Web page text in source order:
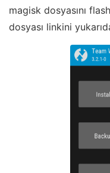
magisk dosyasını
dosyası linkini